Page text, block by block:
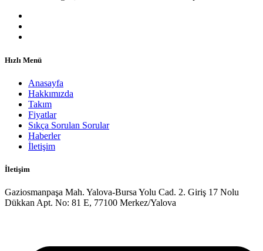
Hızlı Menü
Anasayfa
Hakkımızda
Takım
Fiyatlar
Sıkça Sorulan Sorular
Haberler
İletişim
İletişim
Gaziosmanpaşa Mah. Yalova-Bursa Yolu Cad. 2. Giriş 17 Nolu
Dükkan Apt. No: 81 E, 77100 Merkez/Yalova